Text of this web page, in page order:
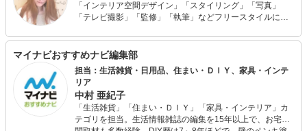
「インテリア空間デザイン」「スタイリング」「写真」
「テレビ撮影」「監修」「執筆」などフリースタイルにて
ベーション、古材、流木などを使った家具作りが話題とな
り、様々なメディアにて取り上げられている。 幼少期から
物作りが好きで、何でもまず作ってみる、やってみる精
神、そんな好きが高じて、趣味から現在のお仕事に発展。
マイナビおすすめナビ編集部
担当：生活雑貨・日用品、住まい・ＤＩＹ、家具・インテ
リア
中村 亜紀子
「生活雑貨」「住まい・ＤＩＹ」「家具・インテリア」カ
テゴリを担当。生活情報雑誌の編集を15年以上で、お宅訪